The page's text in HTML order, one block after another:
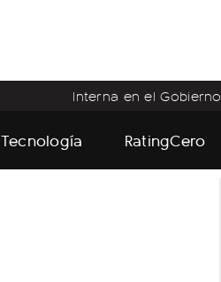
Interna en el Gobierno
Tecnología RatingCero